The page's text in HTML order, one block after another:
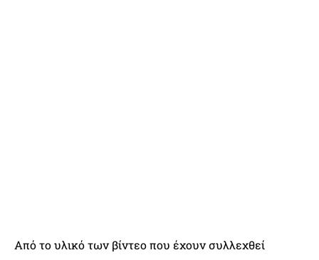
Από το υλικό των βίντεο που έχουν συλλεχθεί